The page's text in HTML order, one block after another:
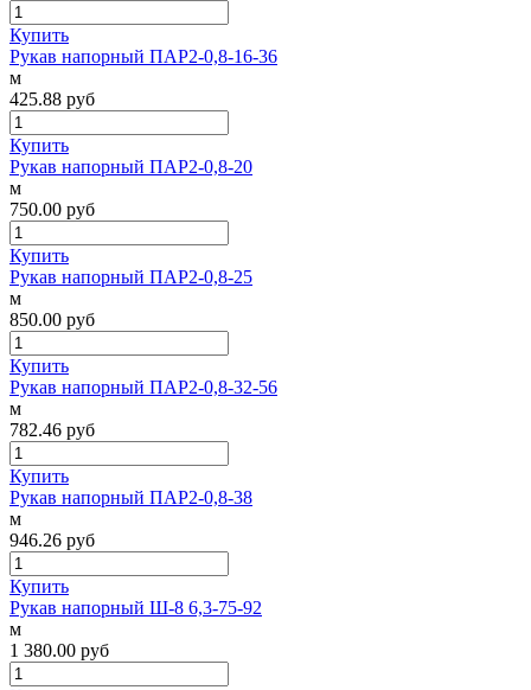
Купить
Рукав напорный ПАР2-0,8-16-36
м
425.88 руб
Купить
Рукав напорный ПАР2-0,8-20
м
750.00 руб
Купить
Рукав напорный ПАР2-0,8-25
м
850.00 руб
Купить
Рукав напорный ПАР2-0,8-32-56
м
782.46 руб
Купить
Рукав напорный ПАР2-0,8-38
м
946.26 руб
Купить
Рукав напорный Ш-8 6,3-75-92
м
1 380.00 руб